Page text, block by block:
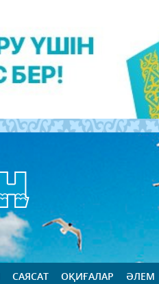
САЯСАТ ОҚИҒАЛАР ӘЛЕМ